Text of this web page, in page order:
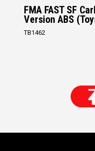
FMA FAST SF
Version ABS
TB1462